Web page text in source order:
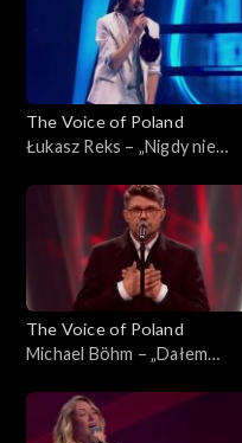
The Voice of Poland
Łukasz Reks – „Nigdy nie
Poland”, Live 3, 22 listopada
The Voice of Poland
Michael Böhm – „Dałem
Poland”, Live 3, 22 listopada
2025